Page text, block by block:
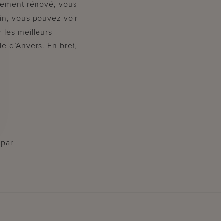
rénové, vous
vous pouvez voir
les meilleurs
d’Anvers. En bref,